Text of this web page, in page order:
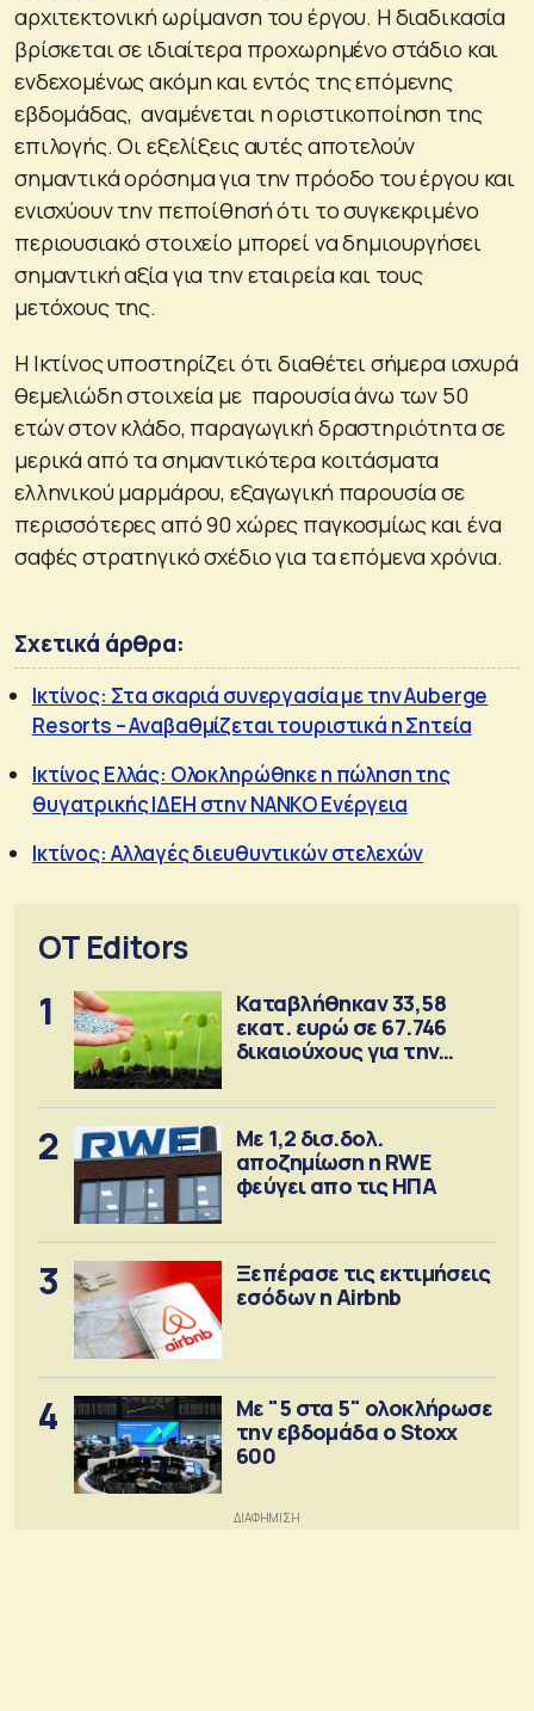
αρχιτεκτονική ωρίμανση του έργου. Η διαδικασία
βρίσκεται σε ιδιαίτερα προχωρημένο στάδιο και
ενδεχομένως ακόμη και εντός της επόμενης
εβδομάδας, αναμένεται η οριστικοποίηση της
επιλογής. Οι εξελίξεις αυτές αποτελούν
σημαντικά ορόσημα για την πρόοδο του έργου και
ενισχύουν την πεποίθησή ότι το συγκεκριμένο
περιουσιακό στοιχείο μπορεί να δημιουργήσει
σημαντική αξία για την εταιρεία και τους
μετόχους της.
Η Ικτίνος υποστηρίζει ότι διαθέτει σήμερα ισχυρά
θεμελιώδη στοιχεία με παρουσία άνω των 50
ετών στον κλάδο, παραγωγική δραστηριότητα σε
μερικά από τα σημαντικότερα κοιτάσματα
ελληνικού μαρμάρου, εξαγωγική παρουσία σε
περισσότερες από 90 χώρες παγκοσμίως και ένα
σαφές στρατηγικό σχέδιο για τα επόμενα χρόνια.
Σχετικά άρθρα:
Ικτίνος: Στα σκαριά συνεργασία με την Auberge
Resorts – Αναβαθμίζεται τουριστικά η Σητεία
Ικτίνος Ελλάς: Ολοκληρώθηκε η πώληση της
θυγατρικής ΙΔΕΗ στην ΝΑΝΚΟ Ενέργεια
Ικτίνος: Αλλαγές διευθυντικών στελεχών
OT Editors
1
Καταβλήθηκαν 33,58
εκατ. ευρώ σε 67.746
δικαιούχους για την
2
Με 1,2 δισ.δολ.
αποζημίωση η RWE
φεύγει απο τις ΗΠΑ
3
Ξεπέρασε τις εκτιμήσεις
εσόδων η Airbnb
4
Με "5 στα 5" ολοκλήρωσε
την εβδομάδα ο Stoxx
600